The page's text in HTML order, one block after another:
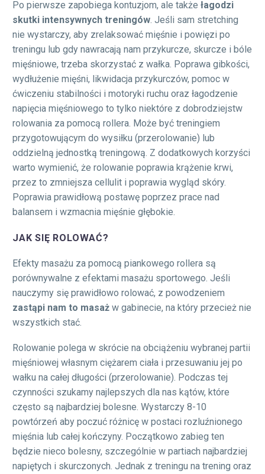
Po pierwsze zapobiega kontuzjom, ale także łagodzi
skutki intensywnych treningów. Jeśli sam stretching
nie wystarczy, aby zrelaksować mięśnie i powięzi po
treningu lub gdy nawracają nam przykurcze, skurcze i bóle
mięśniowe, trzeba skorzystać z wałka. Poprawa gibkości,
wydłużenie mięśni, likwidacja przykurczów, pomoc w
ćwiczeniu stabilności i motoryki ruchu oraz łagodzenie
napięcia mięśniowego to tylko niektóre z dobrodziejstw
rolowania za pomocą rollera. Może być treningiem
przygotowującym do wysiłku (przerolowanie) lub
oddzielną jednostką treningową. Z dodatkowych korzyści
warto wymienić, że rolowanie poprawia krążenie krwi,
przez to zmniejsza cellulit i poprawia wygląd skóry.
Poprawia prawidłową postawę poprzez prace nad
balansem i wzmacnia mięśnie głębokie.
JAK SIĘ ROLOWAĆ?
Efekty masażu za pomocą piankowego rollera są
porównywalne z efektami masażu sportowego. Jeśli
nauczymy się prawidłowo rolować, z powodzeniem
zastąpi nam to masaż w gabinecie, na który przecież nie
wszystkich stać.
Rolowanie polega w skrócie na obciążeniu wybranej partii
mięśniowej własnym ciężarem ciała i przesuwaniu jej po
wałku na całej długości (przerolowanie). Podczas tej
czynności szukamy najlepszych dla nas kątów, które
często są najbardziej bolesne. Wystarczy 8-10
powtórzeń aby poczuć różnicę w postaci rozluźnionego
mięśnia lub całej kończyny. Początkowo zabieg ten
będzie nieco bolesny, szczególnie w partiach najbardziej
napiętych i skurczonych. Jednak z treningu na trening oraz